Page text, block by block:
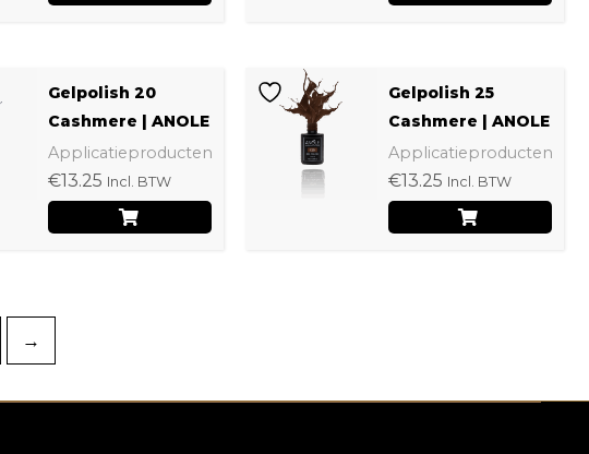
Gelpolish 20
Cashmere | ANOLE
Applicatieproducten
€13.25 Incl. BTW
Gelpolish 25
Cashmere | ANOLE
Applicatieproducten
€13.25 Incl. BTW
→